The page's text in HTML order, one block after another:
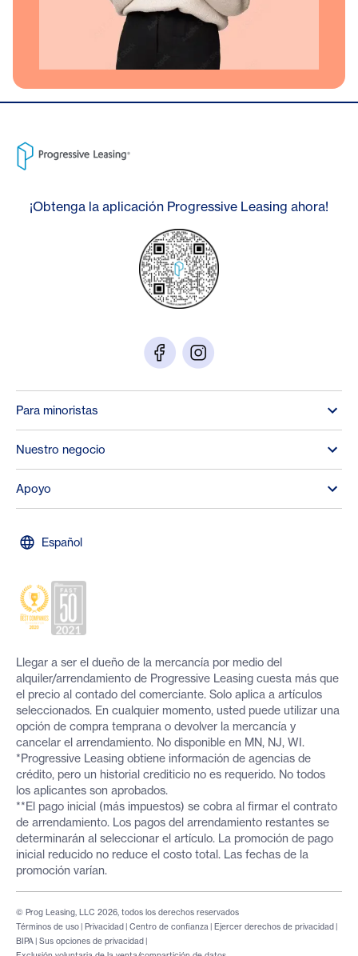
¡Obtenga la aplicación Progressive Leasing ahora!
Para minoristas
Nuestro negocio
Apoyo
Español
Llegar a ser el dueño de la mercancía por medio del
alquiler/arrendamiento de Progressive Leasing cuesta más que
el precio al contado del comerciante. Solo aplica a artículos
seleccionados. En cualquier momento, usted puede utilizar una
opción de compra temprana o devolver la mercancía y
cancelar el arrendamiento. No disponible en MN, NJ, WI.
*Progressive Leasing obtiene información de agencias de
crédito, pero un historial crediticio no es requerido. No todos
los aplicantes son aprobados.
**El pago inicial (más impuestos) se cobra al firmar el contrato
de arrendamiento. Los pagos del arrendamiento restantes se
determinarán al seleccionar el artículo. La promoción de pago
inicial reducido no reduce el costo total. Las fechas de la
promoción varían.
Términos de uso | Privacidad | Centro de confianza | Ejercer derechos de privacidad |
BIPA | Sus opciones de privacidad |
© Prog Leasing, LLC 2026, todos los derechos reservados